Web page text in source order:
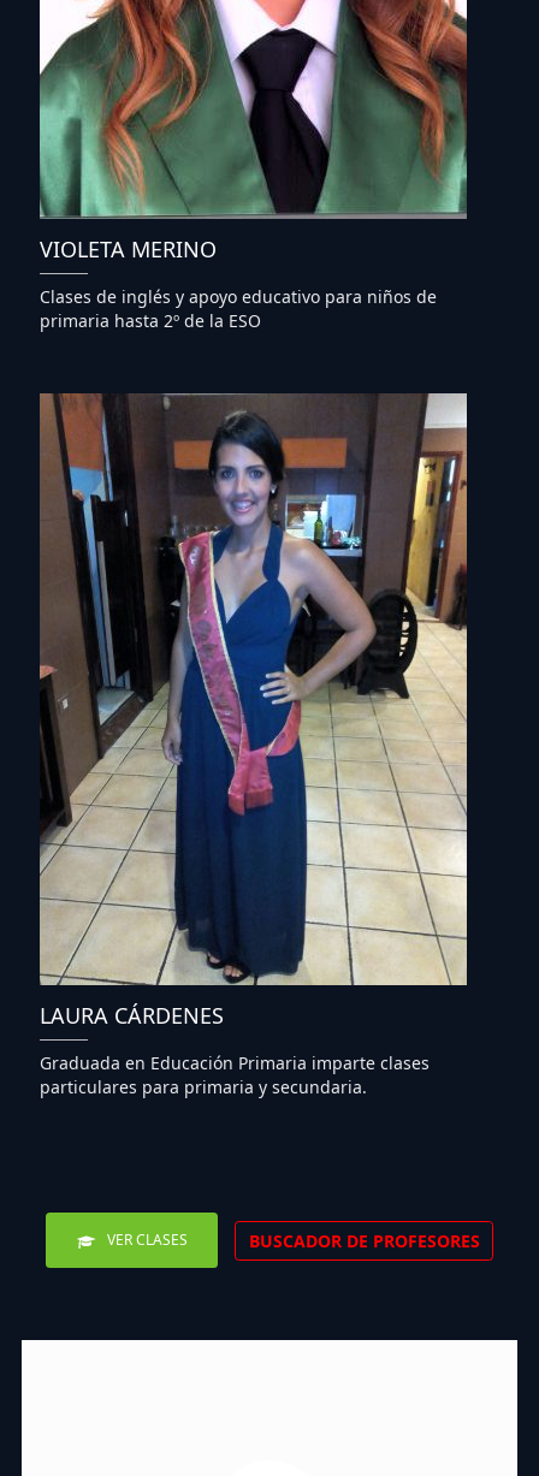
VIOLETA MERINO
Clases de inglés y apoyo educativo para niños de
primaria hasta 2º de la ESO
LAURA CÁRDENES
Graduada en Educación Primaria imparte clases
particulares para primaria y secundaria.
VER CLASES BUSCADOR DE PROFESORES